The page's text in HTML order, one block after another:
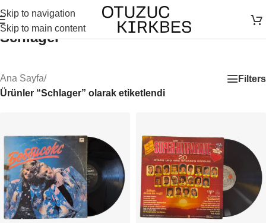
Skip to navigation
Skip to main content
Schlager
Ana Sayfa/
Ürünler “Schlager” olarak etiketlendi
Filters